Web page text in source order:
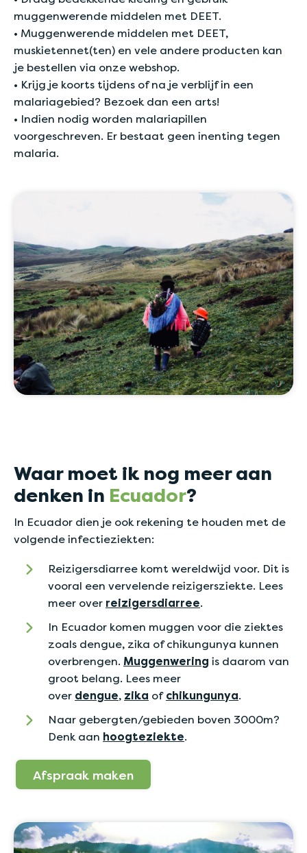
muggenwerende middelen met DEET.
• Muggenwerende middelen met DEET,
muskietennet(ten) en vele andere producten kan
je bestellen via onze webshop.
• Krijg je koorts tijdens of na je verblijf in een
malariagebied? Bezoek dan een arts!
• Indien nodig worden malariapillen
voorgeschreven. Er bestaat geen inenting tegen
malaria.
Waar moet ik nog meer aan
denken in Ecuador?
In Ecuador dien je ook rekening te houden met de
volgende infectieziekten:
Reizigersdiarree komt wereldwijd voor. Dit is
vooral een vervelende reizigersziekte. Lees
meer over reizigersdiarree.
In Ecuador komen muggen voor die ziektes
zoals dengue, zika of chikungunya kunnen
overbrengen. Muggenwering is daarom van
groot belang. Lees meer
over dengue, zika ofchikungunya.
Naar gebergten/gebieden boven 3000m?
Denk aan hoogteziekte.
Afspraak maken